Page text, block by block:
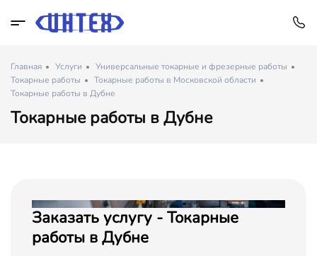
Главная Услуги
Универсальные токарные и фрезерные работы
Токарные работы
Токарные работы в Московской области
Токарные работы в Дубне
Токарные работы в Дубне
Заказать услугу - Токарные
работы в Дубне